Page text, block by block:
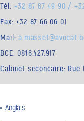
Tél: +32 87 67 49 90 /
Fax: +32 87 66 06 01
Mail:
BCE: 0816.427.917
Cabinet secondaire: Rue
Anglais